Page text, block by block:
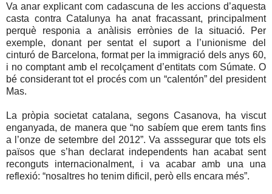
Va anar explicant com cadascuna de les accions d’aquesta
casta contra Catalunya ha anat fracassant, principalment
perquè responia a anàlisis errònies de la situació. Per
exemple, donant per sentat el suport a l’unionisme del
cinturó de Barcelona, format per la immigració dels anys 60,
i no comptant amb el recolçament d’entitats com Súmate. O
bé considerant tot el procés com un “calentón” del president
Mas.
La pròpia societat catalana, segons Casanova, ha viscut
enganyada, de manera que “no sabíem que erem tants fins
a l’onze de setembre del 2012”. Va asssegurar que tots els
països que s’han declarat independents han acabat sent
reconguts internacionalment, i va acabar amb una una
reflexió: “nosaltres ho tenim dificil, però ells encara més”.